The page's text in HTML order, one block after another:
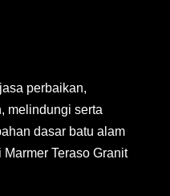
perbaikan,
melindungi serta
dasar batu alam
Teraso Granit